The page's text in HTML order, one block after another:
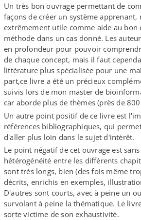
Un très bon ouvrage permettant de
façons de créer un système apprenant,
extrêmement utile comme aide au bon
méthode dans un cas donné. Les
en profondeur pour pouvoir
de chaque concept, mais il faut
littérature plus spécialisée pour une
part,ce livre a été un précieux
suivis lors de mon master de
car aborde plus de thèmes (près de
Un autre point positif de ce livre est
références bibliographiques, qui
d'aller plus loin dans le sujet d'intérêt.
Le point négatif de cet ouvrage est
hétérogénéité entre les différents
sont très longs, bien (des fois même
décrits, enrichis en exemples,
D'autres sont courts, avec à peine un
survolant à peine la thématique. Le
sorte victime de son exhaustivité.